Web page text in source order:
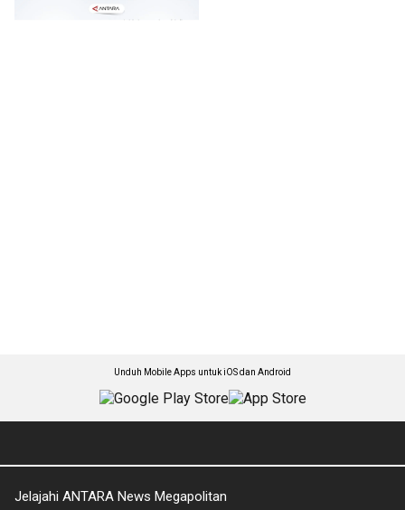
Unduh Mobile Apps untuk iOS dan Android
Jelajahi ANTARA News Megapolitan